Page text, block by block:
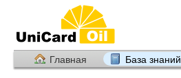
Главная База знаний